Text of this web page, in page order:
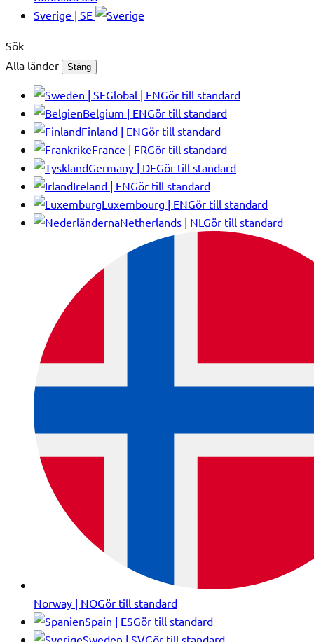
Sverige | SE
Sök
Alla länder
Stäng
Global | ENGör till standard
Belgium | ENGör till standard
Finland | ENGör till standard
France | FRGör till standard
Germany | DEGör till standard
Ireland | ENGör till standard
Luxembourg | ENGör till standard
Netherlands | NL Gör till standard
Norway | NOGör till standard
Spain | ESGör till standard
Sweden | SVGör till standard